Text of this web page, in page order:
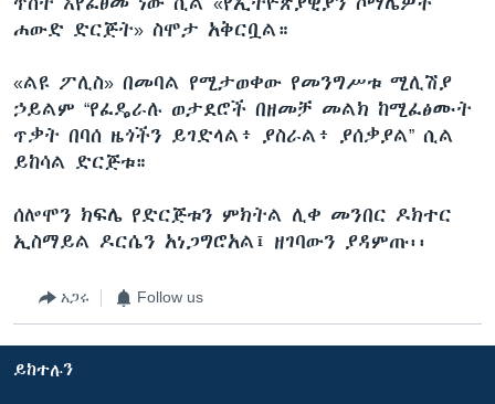
ሐውድ ድርጅት» ስሞታ አቅርቧል።
«ልዩ ፖሊስ» በመባል የሚታወቀው የመንግሥቱ ሚሊሽያ
ኃይልም “የፈዴራሉ ወታደሮች በዘመቻ መልክ ከሚፈፅሙት
ጥቃት በባሰ ዜጎችን ይገድላል፥ ያስራል፥ ያሰቃያል” ሲል
ይከሳል ድርጅቱ።
ሰሎሞን ክፍሌ የድርጅቱን ምክትል ሊቀ መንበር ዶክተር
ኢስማይል ዶርሴን አነጋግሮአል፤ ዘገባውን ያዳምጡ፡፡
አጋሩ Follow us
ይከተሉን